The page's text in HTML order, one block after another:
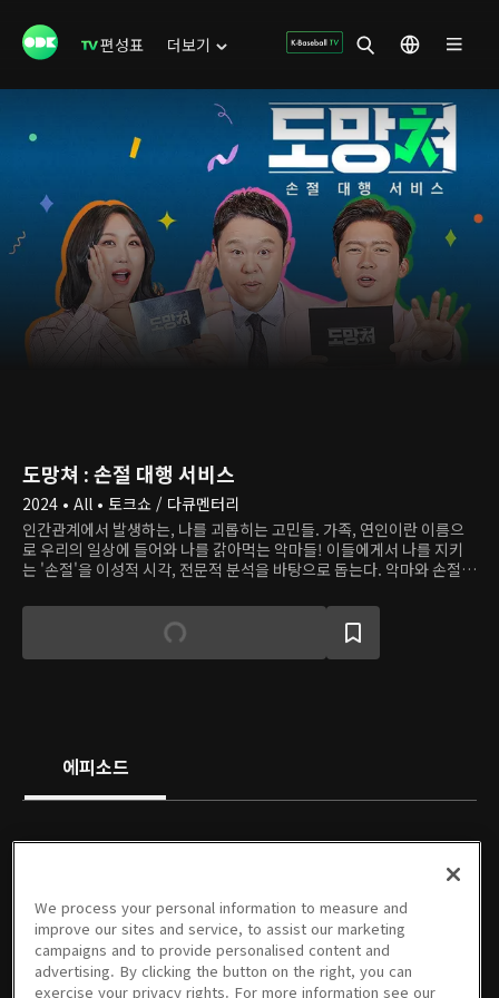
편성표 더보기
도망쳐 : 손절 대행 서비스
2024 • All • 토크쇼 / 다큐멘터리
인간관계에서 발생하는, 나를 괴롭히는 고민들. 가족, 연인이란 이름으
로 우리의 일상에 들어와 나를 갉아먹는 악마들! 이들에게서 나를 지키
는 '손절'을 이성적 시각, 전문적 분석을 바탕으로 돕는다. 악마와 손절할
에피소드
1회
01/22/2024 • 1시간
2회
01/29/2024 • 1시간
3회
02/05/2024 • 1시간 1분
4회
02/19/2024 • 1시간 1분
5회
02/26/2024 • 1시간 5분
We process your personal information to measure and
improve our sites and service, to assist our marketing
campaigns and to provide personalised content and
advertising. By clicking the button on the right, you can
exercise your privacy rights. For more information see our